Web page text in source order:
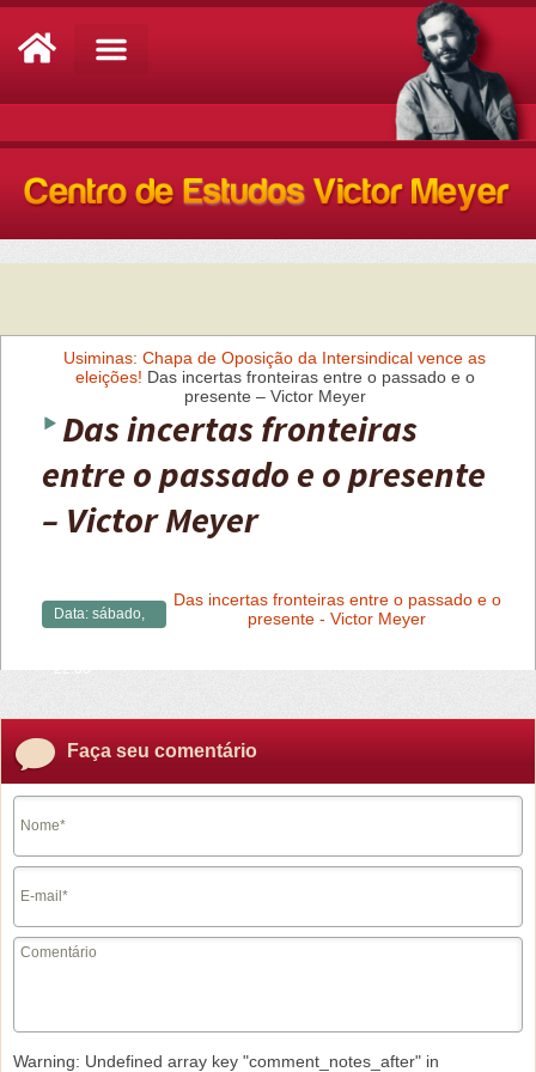
Usiminas: Chapa de Oposição da Intersindical vence as
eleições! Das incertas fronteiras entre o passado e o
presente – Victor Meyer
Das incertas fronteiras
entre o passado e o presente
– Victor Meyer
Data: sábado,
22:00
Das incertas fronteiras entre o passado e o
presente - Victor Meyer
Faça seu comentário
Warning: Undefined array key "comment_notes_after" in